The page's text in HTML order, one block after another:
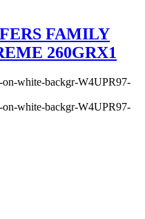
FAMILY
260GRX1